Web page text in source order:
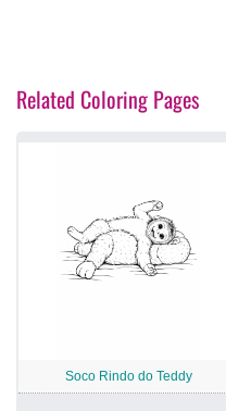
Related Coloring Pages
Soco Rindo do Teddy